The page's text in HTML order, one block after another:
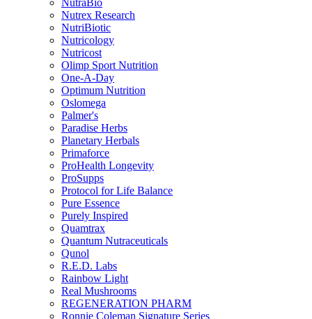
NutraBio
Nutrex Research
NutriBiotic
Nutricology
Nutricost
Olimp Sport Nutrition
One-A-Day
Optimum Nutrition
Oslomega
Palmer's
Paradise Herbs
Planetary Herbals
Primaforce
ProHealth Longevity
ProSupps
Protocol for Life Balance
Pure Essence
Purely Inspired
Quamtrax
Quantum Nutraceuticals
Qunol
R.E.D. Labs
Rainbow Light
Real Mushrooms
REGENERATION PHARM
Ronnie Coleman Signature Series